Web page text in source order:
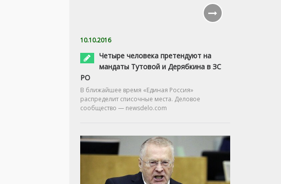
10.10.2016
Четыре человека претендуют на
мандаты Тутовой и Дерябкина в ЗС
РО
В ближайшее время «Единая Россия»
распределит списочные места. Деловое
сообщество — newsdelo.com